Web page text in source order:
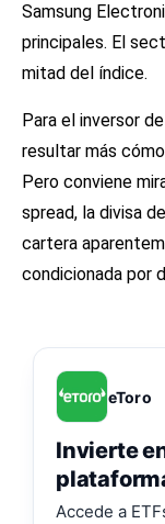
Samsung
principales. El
mitad del índice.
Para el inversor
resultar más
Pero conviene
spread, la divisa
cartera
condicionada por
eToro
Invierte
Accede a